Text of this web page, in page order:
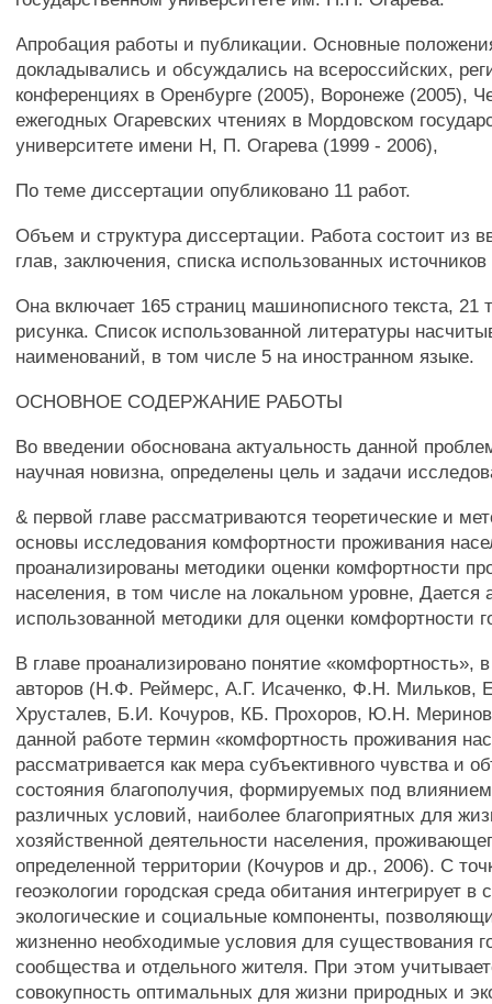
Апробация работы и публикации. Основные
докладывались и обсуждались на всероссийских,
конференциях в Оренбурге (2005), Воронеже (2005),
ежегодных Огаревских чтениях в Мордовском
университете имени Н, П. Огарева (1999 - 2006),
По теме диссертации опубликовано 11 работ.
Объем и структура диссертации. Работа состоит из
глав, заключения, списка использованных
Она включает 165 страниц машинописного текста, 21
рисунка. Список использованной литературы
наименований, в том числе 5 на иностранном языке.
ОСНОВНОЕ СОДЕРЖАНИЕ РАБОТЫ
Во введении обоснована актуальность данной
научная новизна, определены цель и задачи
& первой главе рассматриваются теоретические и
основы исследования комфортности проживания
проанализированы методики оценки комфортности
населения, в том числе на локальном уровне, Дается
использованной методики для оценки комфортности
В главе проанализировано понятие «комфортность»,
авторов (Н.Ф. Реймерс, А.Г. Исаченко, Ф.Н.
Хрусталев, Б.И. Кочуров, КБ. Прохоров, Ю.Н.
данной работе термин «комфортность проживания
рассматривается как мера субъективного чувства и
состояния благополучия, формируемых под
различных условий, наиболее благоприятных для
хозяйственной деятельности населения,
определенной территории (Кочуров и др., 2006). С
геоэкологии городская среда обитания интегрирует
экологические и социальные компоненты,
жизненно необходимые условия для существования
сообщества и отдельного жителя. При этом
совокупность оптимальных для жизни природных и